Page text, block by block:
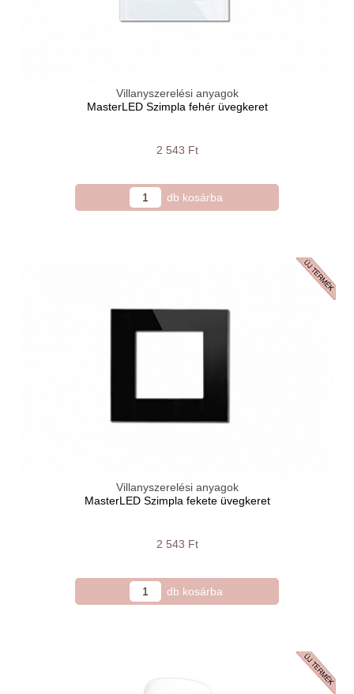
Villanyszerelési anyagok
MasterLED Szimpla fehér üvegkeret
2 543 Ft
Villanyszerelési anyagok
MasterLED Szimpla fekete üvegkeret
2 543 Ft